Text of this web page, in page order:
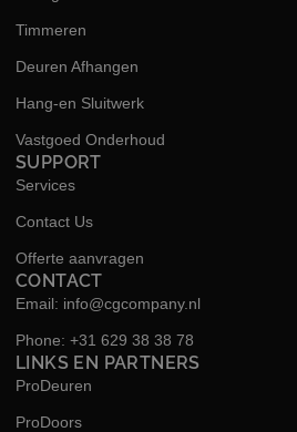
Timmeren
Deuren Afhangen
Hang-en Sluitwerk
Vastgoed Onderhoud
SUPPORT
Services
Contact Us
Offerte aanvragen
CONTACT
Email: info@cgcompany.nl
Phone: +31 629 38 38 78
LINKS EN PARTNERS
ProDeuren
ProDoors